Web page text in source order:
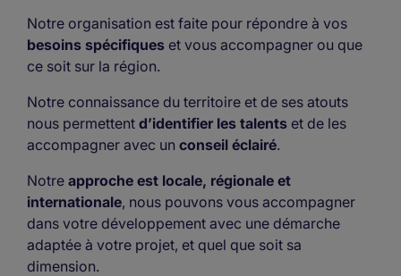
Notre organisation est faite pour répondre à vos
besoins spécifiques et vous accompagner ou que
ce soit sur la région.
Notre connaissance du territoire et de ses atouts
nous permettent d’identifier les talents et de les
accompagner avec un conseil éclairé.
Notre approche est locale, régionale et
internationale, nous pouvons vous accompagner
dans votre développement avec une démarche
adaptée à votre projet, et quel que soit sa
dimension.